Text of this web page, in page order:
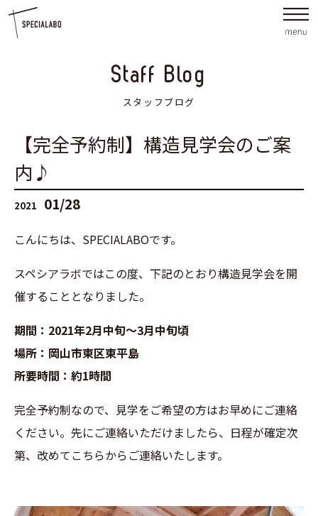
Staff Blog
スタッフブログ
【完全予約制】構造見学会のご案
内♪
2021 01/28
こんにちは、SPECIALABOです。
スペシアラボではこの度、下記のとおり構造見学会を開
催することとなりました。
期間：2021年2月中旬～3月中旬頃
場所：岡山市東区東平島
所要時間：約1時間
完全予約制なので、見学をご希望の方はお早めにご連絡
ください。先にご連絡いただけましたら、日程が確定次
第、改めてこちらからご連絡いたします。